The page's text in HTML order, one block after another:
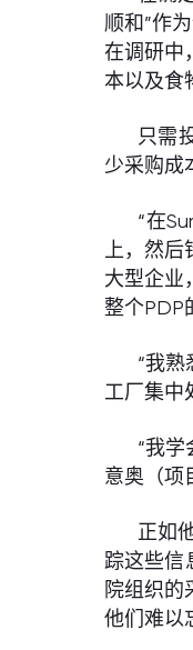
顺和”作
在调研中
本以及食
只需
少采购成
“在
上，然
大型企业
整个PDP
“我
工厂集中
“我
意奥（项
正如
踪这些信
院组织的
他们难以